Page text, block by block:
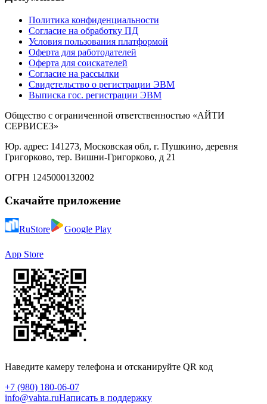
Политика конфиденциальности
Согласие на обработку ПД
Условия пользования платформой
Оферта для работодателей
Оферта для соискателей
Согласие на рассылки
Свидетельство о регистрации ЭВМ
Выписка гос. регистрации ЭВМ
Общество с ограниченной ответственностью «АЙТИ
СЕРВИСЕЗ»
Юр. адрес: 141273, Московская обл, г. Пушкино, деревня
Григорково, тер. Вишни-Григорково, д 21
ОГРН 1245000132002
Скачайте приложение
RuStore Google Play
App Store
Наведите камеру телефона и отсканируйте QR код
+7 (980) 180-06-07
info@vahta.ruНаписать в поддержку